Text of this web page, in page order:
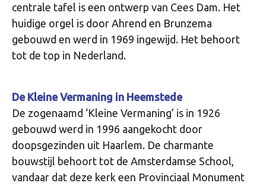
centrale tafel is een ontwerp van Cees Dam. Het
huidige orgel is door Ahrend en Brunzema
gebouwd en werd in 1969 ingewijd. Het behoort
tot de top in Nederland.
De Kleine Vermaning in Heemstede
De zogenaamd ‘Kleine Vermaning’ is in 1926
gebouwd werd in 1996 aangekocht door
doopsgezinden uit Haarlem. De charmante
bouwstijl behoort tot de Amsterdamse School,
vandaar dat deze kerk een Provinciaal Monument